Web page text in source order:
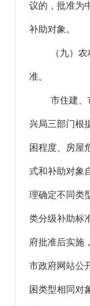
议的，批准为
补助对象。
（九）
准。
市住建、
兴局三部门根
困程度、房屋
式和补助对象
理确定不同类
类分级补助标
府批准后实施
市政府网站公
困类型相同对